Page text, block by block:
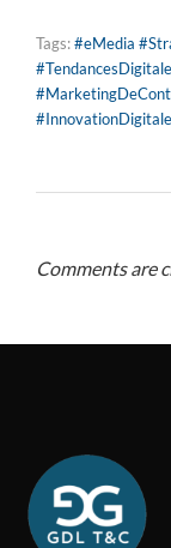
Tags:#eMedia
#InnovationDigitale
Comments are